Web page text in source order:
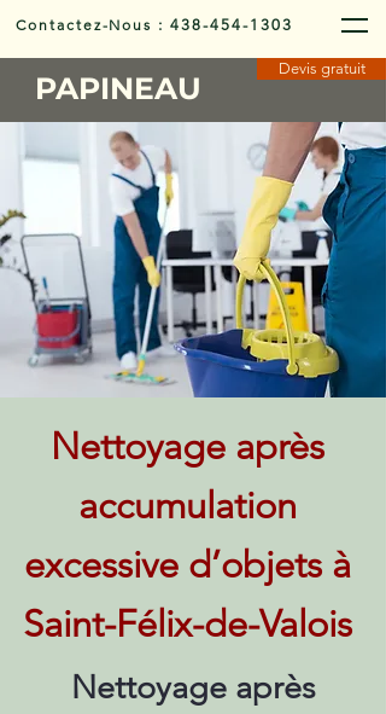
Contactez-Nous :438-454-1303
PAPINEAU
Devis gratuit
Nettoyage après
accumulation
excessive d’objets à
Saint-Félix-de-Valois
Nettoyage après